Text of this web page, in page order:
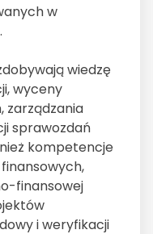
w
wiedzę
wyceny
zarządzania
sprawozdań
kompetencje
finansowej
i weryfikacji